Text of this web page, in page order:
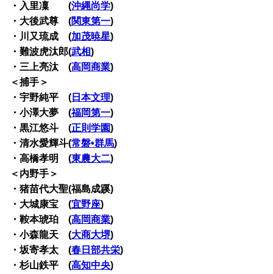
・入里凜 (沖縄尚学)
・大後武尊 (関東第一)
・川又琉成 (加茂暁星)
・難波虎汰郎(武相)
・三上亮汰 (高岡商業)
＜捕手＞
・宇野純平 ( 日本文理)
・小澤大夢 (福岡第一)
・黒江悠斗 (正則学園)
・清水愛輝斗(常磐•群馬)
・高橋孝明 (東農大二)
＜内野手＞
・猪苗代大聖(福島成蹊)
・大城康宝 (宜野座)
・鞍本琥珀 (高岡商業)
・小森龍天 (大商大堺)
・坂寄孝太 (春日部共栄)
・杉山鉄平 (高知中央)